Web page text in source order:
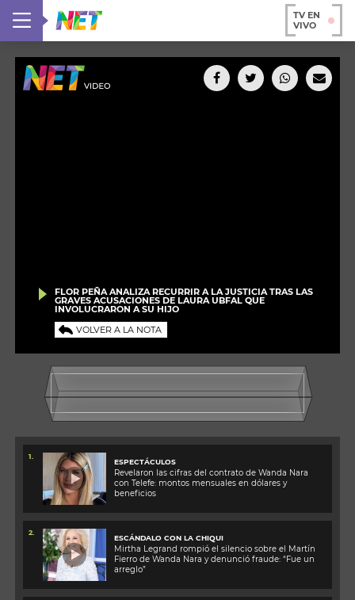
TV EN
VIVO
FLOR PEÑA ANALIZA RECURRIR A LA JUSTICIA TRAS LAS
GRAVES ACUSACIONES DE LAURA UBFAL QUE
INVOLUCRARON A SU HIJO
VOLVER A LA NOTA
1.
ESPECTÁCULOS
Revelaron las cifras del contrato de Wanda Nara
con Telefe: montos mensuales en dólares y
beneficios
2.
ESCÁNDALO CON LA CHIQUI
Mirtha Legrand rompió el silencio sobre el Martín
Fierro de Wanda Nara y denunció fraude: “Fue un
arreglo”